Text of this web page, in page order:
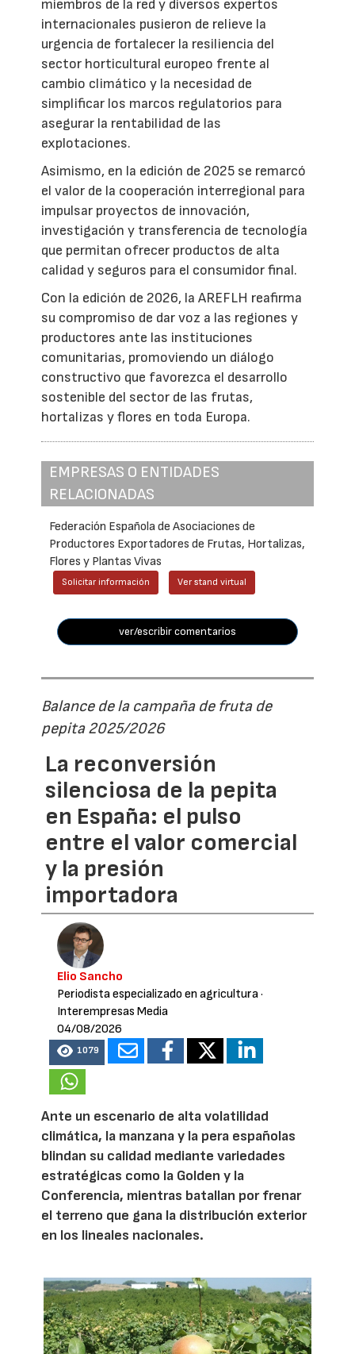
miembros de la red y diversos expertos
internacionales pusieron de relieve la
urgencia de fortalecer la resiliencia del
sector horticultural europeo frente al
cambio climático y la necesidad de
simplificar los marcos regulatorios para
asegurar la rentabilidad de las
explotaciones.
Asimismo, en la edición de 2025 se remarcó
el valor de la cooperación interregional para
impulsar proyectos de innovación,
investigación y transferencia de tecnología
que permitan ofrecer productos de alta
calidad y seguros para el consumidor final.
Con la edición de 2026, la AREFLH reafirma
su compromiso de dar voz a las regiones y
productores ante las instituciones
comunitarias, promoviendo un diálogo
constructivo que favorezca el desarrollo
sostenible del sector de las frutas,
hortalizas y flores en toda Europa.
EMPRESAS O ENTIDADES
RELACIONADAS
Federación Española de Asociaciones de
Productores Exportadores de Frutas, Hortalizas,
Flores y Plantas Vivas
Solicitar información Ver stand virtual
ver/escribir comentarios
Balance de la campaña de fruta de
pepita 2025/2026
La reconversión
silenciosa de la pepita
en España: el pulso
entre el valor comercial
y la presión
importadora
Elio Sancho
Periodista especializado en agricultura·
Interempresas Media
04/08/2026
1079
Ante un escenario de alta volatilidad
climática, la manzana y la pera españolas
blindan su calidad mediante variedades
estratégicas como la Golden y la
Conferencia, mientras batallan por frenar
el terreno que gana la distribución exterior
en los lineales nacionales.